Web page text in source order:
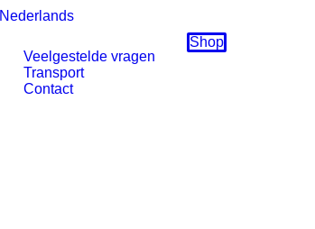
Nederlands
Veelgestelde vragen
Transport
Contact
Shop